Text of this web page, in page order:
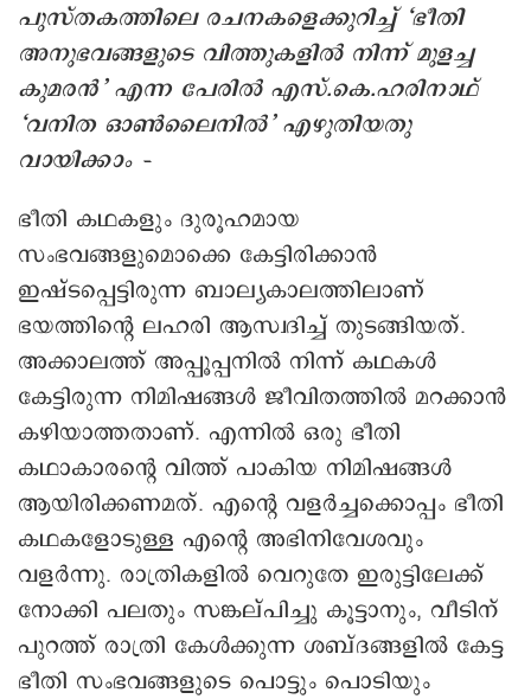
പുസ്തകത്തിലെ രചനകളെക്കുറിച്ച് ‘ഭീതി
അനുഭവങ്ങളുടെ വിത്തുകളിൽ നിന്ന് മുളച്ച
കുമരൻ’ എന്ന പേരിൽ എസ്.കെ.ഹരിനാഥ്
‘വനിത ഓൺലൈനിൽ’ എഴുതിയതു
വായിക്കാം –
ഭീതി കഥകളും ദുരൂഹമായ
സംഭവങ്ങളുമൊക്കെ കേട്ടിരിക്കാൻ
ഇഷ്ടപ്പെട്ടിരുന്ന ബാല്യകാലത്തിലാണ്
ഭയത്തിന്റെ ലഹരി ആസ്വദിച്ച് തുടങ്ങിയത്.
അക്കാലത്ത് അപ്പൂപ്പനിൽ നിന്ന് കഥകൾ
കേട്ടിരുന്ന നിമിഷങ്ങൾ ജീവിതത്തിൽ മറക്കാൻ
കഴിയാത്തതാണ്. എന്നിൽ ഒരു ഭീതി
കഥാകാരന്റെ വിത്ത് പാകിയ നിമിഷങ്ങൾ
ആയിരിക്കണമത്. എന്റെ വളർച്ചക്കൊപ്പം ഭീതി
കഥകളോടുള്ള എന്റെ അഭിനിവേശവും
വളർന്നു. രാത്രികളിൽ വെറുതേ ഇരുട്ടിലേക്ക്
നോക്കി പലതും സങ്കല്പിച്ചു കൂട്ടാനും, വീടിന്
പുറത്ത് രാത്രി കേൾക്കുന്ന ശബ്ദങ്ങളിൽ കേട്ട
ഭീതി സംഭവങ്ങളുടെ പൊട്ടും പൊടിയും